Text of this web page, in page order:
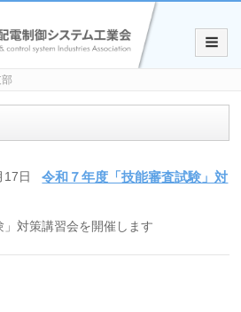
17日
令和７年度「技能審査試験」対
対策講習会を開催します